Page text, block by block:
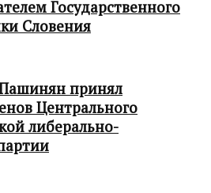
Государственного
Словения
принял
Центрального
либерально-